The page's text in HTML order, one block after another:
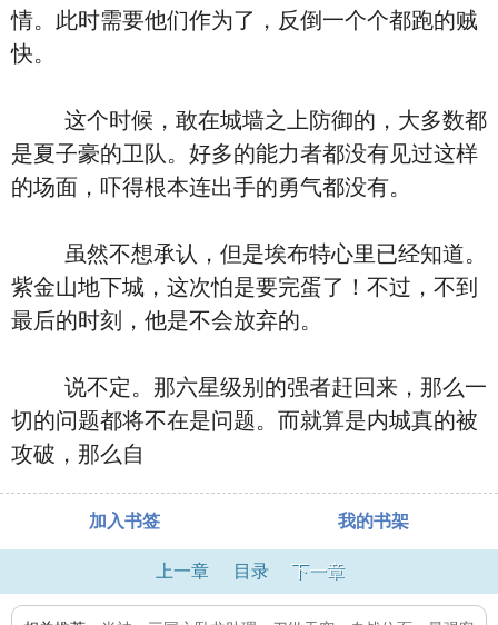
情。此时需要他们作为了，反倒一个个都跑的贼
快。
这个时候，敢在城墙之上防御的，大多数都
是夏子豪的卫队。好多的能力者都没有见过这样
的场面，吓得根本连出手的勇气都没有。
虽然不想承认，但是埃布特心里已经知道。
紫金山地下城，这次怕是要完蛋了！不过，不到
最后的时刻，他是不会放弃的。
说不定。那六星级别的强者赶回来，那么一
切的问题都将不在是问题。而就算是内城真的被
攻破，那么自
加入书签 我的书架
上一章 目录 下一章